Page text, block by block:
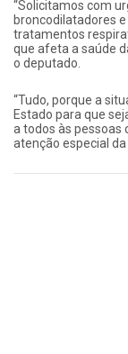
“Solicitamos com
broncodilatadores
tratamentos
que afeta a saúde
o deputado.
“Tudo, porque a
Estado para que
a todos às pessoas
atenção especial da